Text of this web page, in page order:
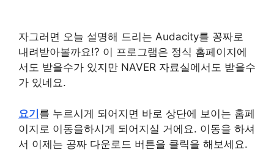
자그러면 오늘 설명해 드리는 Audacity를 꽁짜로
내려받아볼까요!? 이 프로그램은 정식 홈페이지에
서도 받을수가 있지만 NAVER 자료실에서도 받을수
가 있네요.
요기를 누르시게 되어지면 바로 상단에 보이는 홈페
이지로 이동을하시게 되어지실 거에요. 이동을 하셔
서 이제는 공짜 다운로드 버튼을 클릭을 해보세요.